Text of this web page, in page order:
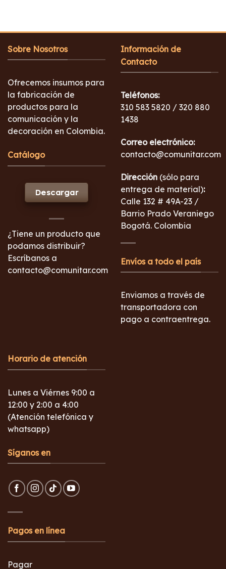
Sobre Nosotros
Ofrecemos insumos para
la fabricación de
productos para la
comunicación y la
decoración en Colombia.
Catálogo
Descargar
¿Tiene un producto que
podamos distribuir?
Escríbanos a
contacto@comunitar.com
Información de
Contacto
Teléfonos:
310 583 5820 / 320 880
1438
Correo electrónico:
contacto@comunitar.com
Dirección (sólo para
entrega de material):
Calle 132 # 49A-23 /
Barrio Prado Veraniego
Bogotá. Colombia
Envíos a todo el país
Enviamos a través de
transportadora con
pago a contraentrega.
Horario de atención
Lunes a Viérnes 9:00 a
12:00 y 2:00 a 4:00
(Atención telefónica y
whatsapp)
Síganos en
Pagos en línea
Pagar